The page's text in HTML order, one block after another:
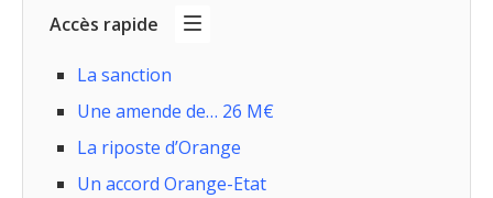
Accès rapide
La sanction
Une amende de… 26 M€
La riposte d’Orange
Un accord Orange-Etat